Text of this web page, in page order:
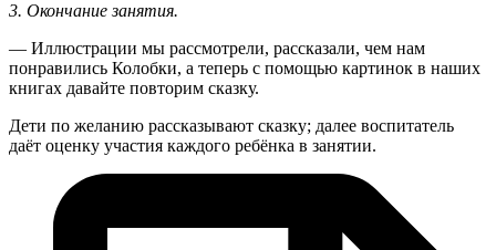
3. Окончание занятия.
— Иллюстрации мы рассмотрели, рассказали, чем нам
понравились Колобки, а теперь с помощью картинок в наших
книгах давайте повторим сказку.
Дети по желанию рассказывают сказку; далее воспитатель
даёт оценку участия каждого ребёнка в занятии.